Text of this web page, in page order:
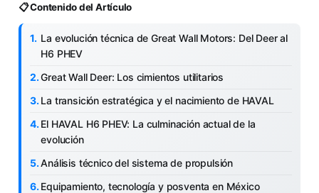
📋 Contenido del Artículo
La evolución técnica de Great Wall Motors: Del Deer al
H6 PHEV
Great Wall Deer: Los cimientos utilitarios
La transición estratégica y el nacimiento de HAVAL
El HAVAL H6 PHEV: La culminación actual de la
evolución
Análisis técnico del sistema de propulsión
Equipamiento, tecnología y posventa en México